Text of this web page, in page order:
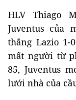
HLV Thiago
Juventus của
thắng Lazio
mất người từ
85, Juventus
lưới nhà của